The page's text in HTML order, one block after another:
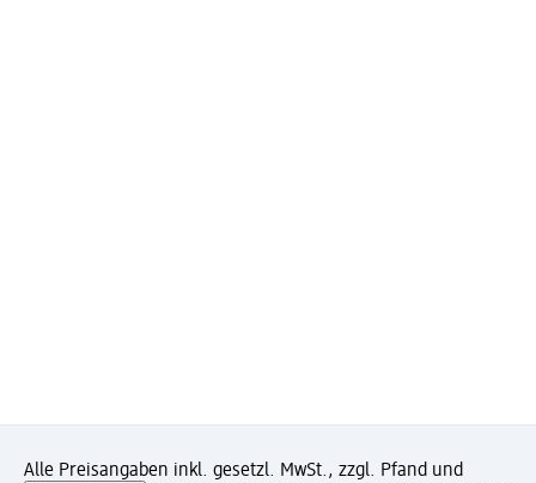
Alle Preisangaben inkl. gesetzl. MwSt., zzgl. Pfand und